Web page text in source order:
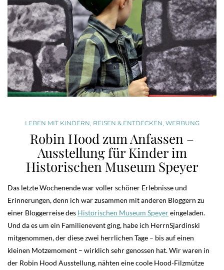
LEBEN MIT KINDERN REISEN & ENTDECKEN WERBUNG
Robin Hood zum Anfassen –
Ausstellung für Kinder im
Historischen Museum Speyer
Das letzte Wochenende war voller schöner Erlebnisse und
Erinnerungen, denn ich war zusammen mit anderen Bloggern zu
einer Bloggerreise des Historischen Museum Speyereingeladen.
Und da es um ein Familienevent ging, habe ich HerrnSjardinski
mitgenommen, der diese zwei herrlichen Tage – bis auf einen
kleinen Motzemoment – wirklich sehr genossen hat. Wir waren in
der Robin Hood Ausstellung, nähten eine coole Hood-Filzmütze